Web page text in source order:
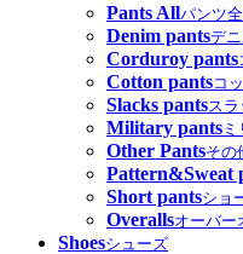
Pants Allパンツ
Denim pantsデ
Corduroy pants
Cotton pantsコ
Slacks pantsス
Military pants
Other Pantsその
Pattern&Sweat
Short pantsショ
Overallsオーバー
Shoesシューズ